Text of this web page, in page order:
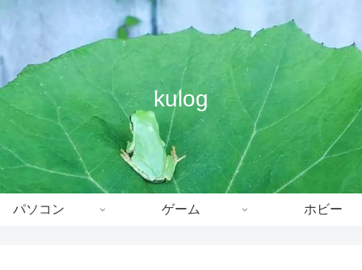
kulog
パソコン ゲーム ホビー